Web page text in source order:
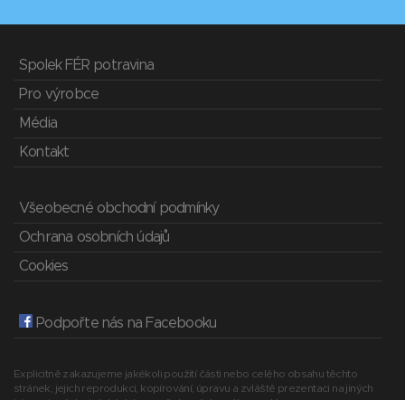
Spolek FÉR potravina
Pro výrobce
Média
Kontakt
Všeobecné obchodní podmínky
Ochrana osobních údajů
Cookies
Podpořte nás na Facebooku
Explicitně zakazujeme jakékoli použití části nebo celého obsahu těchto
stránek, jejich reprodukci, kopírování, úpravu a zvláště prezentaci na jiných